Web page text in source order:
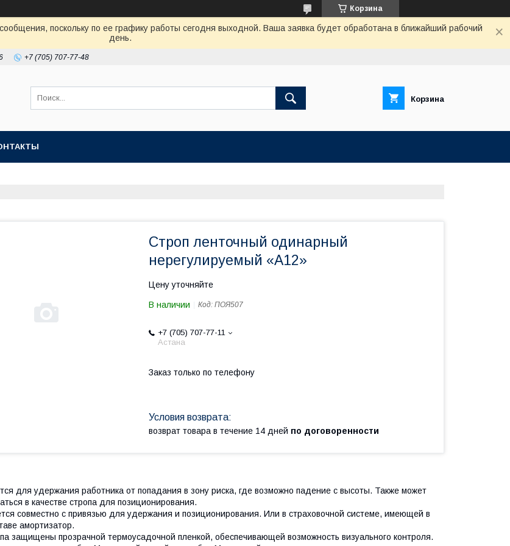
Корзина
поскольку по ее графику работы сегодня выходной. Ваша заявка будет обработана в ближайший рабочий
день.
+7 (705) 707-77-48
Корзина
Строп ленточный одинарный
нерегулируемый «А12»
Цену уточняйте
В наличии Код: ПОЯ507
+7 (705) 707-77-11
Астана
Заказ только по телефону
возврат товара в течение 14 дней по договоренности
для удержания работника от попадания в зону риска, где возможно падение с высоты. Также может
в качестве стропа для позиционирования.
совместно с привязью для удержания и позиционирования. Или в страховочной системе, имеющей в
амортизатор.
защищены прозрачной термоусадочной пленкой, обеспечивающей возможность визуального контроля.